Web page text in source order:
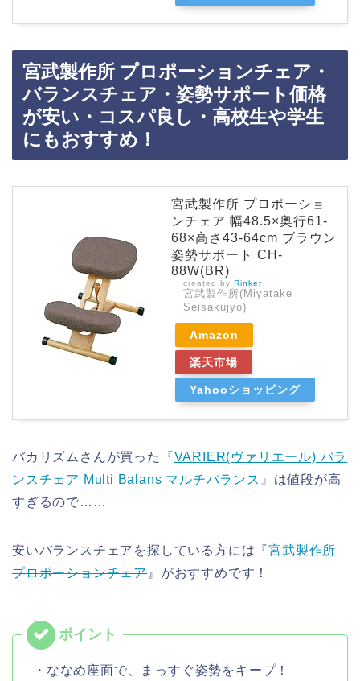
宮武製作所 プロポーションチェア・
バランスチェア・姿勢サポート価格
が安い・コスパ良し・高校生や学生
にもおすすめ！
宮武製作所 プロポーショ
ンチェア 幅48.5×奥行61-
68×高さ43-64cm ブラウン
姿勢サポート CH-
88W(BR)
created by Rinker
宮武製作所(Miyatake
Seisakujyo)
Amazon
楽天市場
Yahooショッピング
バカリズムさんが買った『VARIER(ヴァリエール) バラ
ンスチェア Multi Balans マルチバランス 』は値段が高
すぎるので……
安いバランスチェアを探している方には『宮武製作所
プロポーションチェア 』がおすすめです！
・ななめ座面で、まっすぐ姿勢をキープ！